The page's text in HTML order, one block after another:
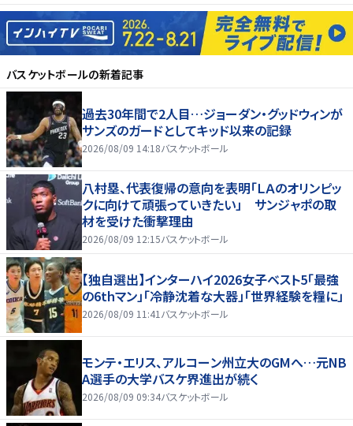
バスケットボールの新着記事
過去30年間で2人目…ジョーダン・グッドウィンが
サンズのガードとしてキッド以来の記録
2026/08/09 14:18バスケットボール
八村塁、代表復帰の意向を表明「ＬＡのオリンピッ
クに向けて頑張っていきたい」 サンジャポの取
材を受けた衝撃理由
2026/08/09 12:15バスケットボール
【独自選出】インターハイ2026女子ベスト5「最強
の6thマン」「冷静沈着な大器」「世界経験を糧に」
2026/08/09 11:41 バスケットボール
モンテ・エリス、アルコーン州立大のGMへ…元NB
A選手の大学バスケ界進出が続く
2026/08/09 09:34バスケットボール